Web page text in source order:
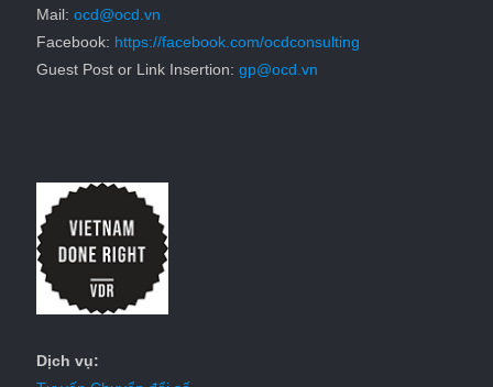
Mail: ocd@ocd.vn
Facebook: https://facebook.com/ocdconsulting
Guest Post or Link Insertion: gp@ocd.vn
Dịch vụ: